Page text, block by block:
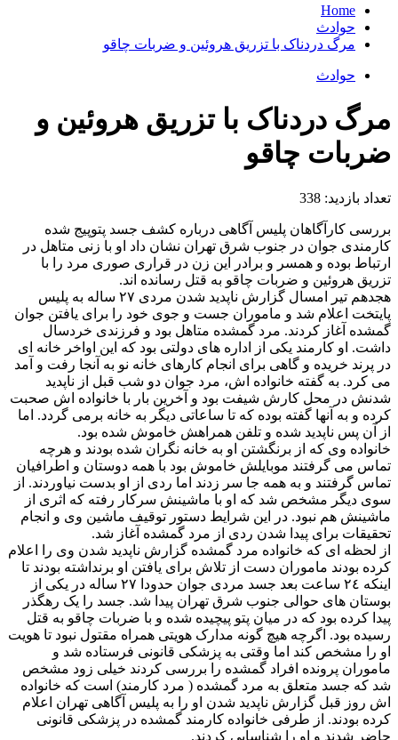
Home
حوادث
مرگ دردناک با تزریق هروئین و ضربات چاقو
حوادث
مرگ دردناک با تزریق هروئین و
ضربات چاقو
تعداد بازدید: 338
بررسی کارآگاهان پلیس آگاهی درباره کشف جسد پتوپیج شده
کارمندی جوان در جنوب شرق تهران نشان داد او با زنی متاهل در
ارتباط بوده و همسر و برادر این زن در قراری صوری مرد را با
تزریق هروئین و ضربات چاقو به قتل رسانده اند.
هجدهم تیر امسال گزارش ناپدید شدن مردی ٢٧ ساله به پلیس
پایتخت اعلام شد و ماموران جست و جوی خود را برای یافتن جوان
گمشده آغاز کردند. مرد گمشده متاهل بود و فرزندی خردسال
داشت. او کارمند یکی از اداره های دولتی بود که این اواخر خانه ای
در پرند خریده و گاهی برای انجام کارهای خانه نو به آنجا رفت و آمد
می کرد. به گفته خانواده اش، مرد جوان دو شب قبل از ناپدید
شدنش در محل کارش شیفت بود و آخرین بار با خانواده اش صحبت
کرده و به آنها گفته بوده که تا ساعاتی دیگر به خانه برمی گردد. اما
از آن پس ناپدید شده و تلفن همراهش خاموش شده بود.
خانواده وی که از برنگشتن او به خانه نگران شده بودند و هرچه
تماس می گرفتند موبایلش خاموش بود با همه دوستان و اطرافیان
تماس گرفتند و به همه جا سر زدند اما ردی از او بدست نیاوردند. از
سوی دیگر مشخص شد که او با ماشینش سرکار رفته که اثری از
ماشینش هم نبود. در این شرایط دستور توقیف ماشین وی و انجام
تحقیقات برای پیدا شدن ردی از مرد گمشده آغاز شد.
از لحظه ای که خانواده مرد گمشده گزارش ناپدید شدن وی را اعلام
کرده بودند ماموران دست از تلاش برای یافتن او برنداشته بودند تا
اینکه ٢٤ ساعت بعد جسد مردی جوان حدودا ٢٧ ساله در یکی از
بوستان های حوالی جنوب شرق تهران پیدا شد. جسد را یک رهگذر
پیدا کرده بود که در میان پتو پیچیده شده و با ضربات چاقو به قتل
رسیده بود. اگرچه هیچ گونه مدارک هویتی همراه مقتول نبود تا هویت
او را مشخص کند اما وقتی به پزشکی قانونی فرستاده شد و
ماموران پرونده افراد گمشده را بررسی کردند خیلی زود مشخص
شد که جسد متعلق به مرد گمشده ( مرد کارمند) است که خانواده
اش روز قبل گزارش ناپدید شدن او را به پلیس آگاهی تهران اعلام
کرده بودند. از طرفی خانواده کارمند گمشده در پزشکی قانونی
حاضر شدند و او را شناسایی کردند.